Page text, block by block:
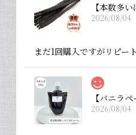
2026/08/04
まだ1回購入ですがリピー
2026/08/04